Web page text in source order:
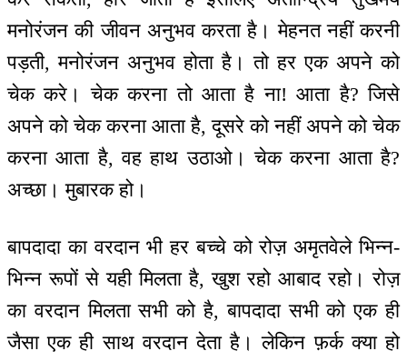
मनोरंजन की जीवन अनुभव करता है। मेहनत नहीं करनी
पड़ती, मनोरंजन अनुभव होता है। तो हर एक अपने को
चेक करे। चेक करना तो आता है ना! आता है? जिसे
अपने को चेक करना आता है, दूसरे को नहीं अपने को चेक
करना आता है, वह हाथ उठाओ। चेक करना आता है?
अच्छा। मुबारक हो।
बापदादा का वरदान भी हर बच्चे को रोज़ अमृतवेले भिन्न-
भिन्न रूपों से यही मिलता है, खुश रहो आबाद रहो। रोज़
का वरदान मिलता सभी को है, बापदादा सभी को एक ही
जैसा एक ही साथ वरदान देता है। लेकिन फ़र्क क्या हो